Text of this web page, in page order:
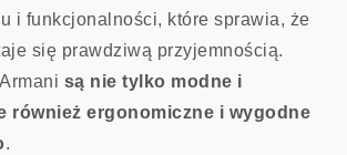
i funkcjonalności, które sprawia, że
się prawdziwą przyjemnością.
są nie tylko modne i
również ergonomiczne i wygodne
.